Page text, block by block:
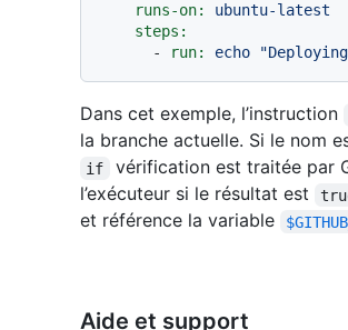
runs-on:
ubuntu-latest
steps:
-
run: echo
Dans cet exemple, l’instruction
la branche actuelle. Si le nom
if
vérification est traitée par
l’exécuteur si le résultat est
et référence la variable
Aide et support